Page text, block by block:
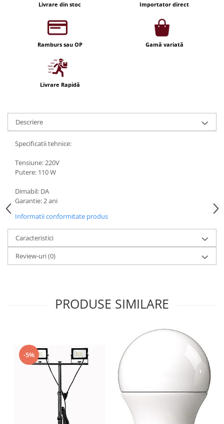
Profil banda LED
Iluminat festiv
Iluminat decorativ de Craciun
Livrare din stoc Importator direct
Ramburs sau OP Gamă variată
Livrare Rapidă
Descriere
Specificatii tehnice:
Tensiune: 220V
Putere: 110 W
Dimabil: DA
Garantie: 2 ani
Informatii conformitate produs
Caracteristici
Review-uri(0)
PRODUSE SIMILARE
-5%